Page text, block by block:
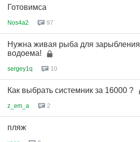
Готовимса
Nos4a2 97
Нужна живая рыба для зарыбления
водоема!
sergey1q 10
Как выбрать системник за 16000 ?
z_em_a 2
пляж